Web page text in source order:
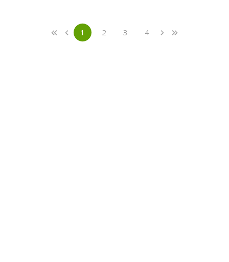
«
First ‹
Previous 1(current)
2 3 4 ›Next
»
Last